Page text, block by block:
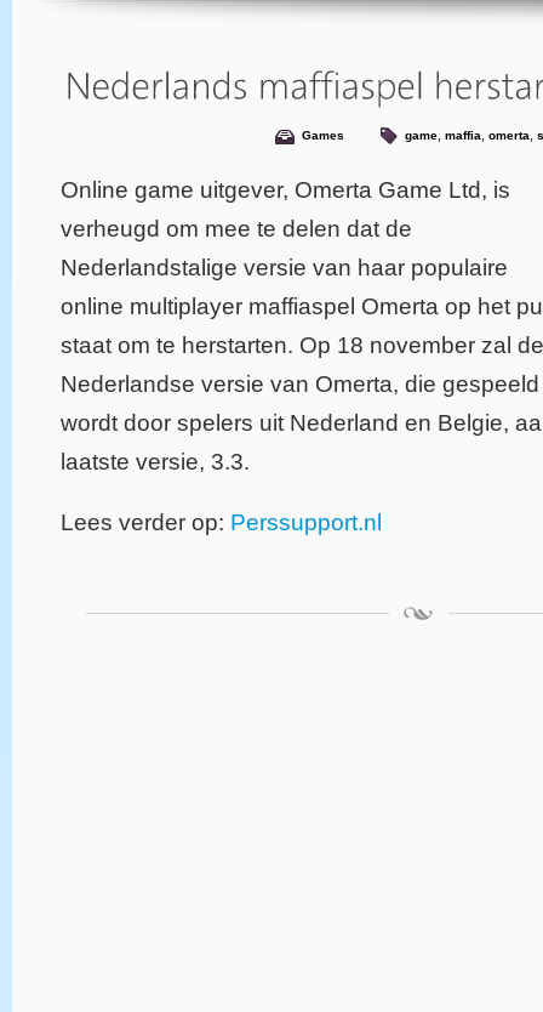
Games game, maffia, omerta,
Online game uitgever, Omerta Game Ltd, is
verheugd om mee te delen dat de
Nederlandstalige versie van haar populaire
online multiplayer maffiaspel Omerta op het
staat om te herstarten. Op 18 november zal de
Nederlandse versie van Omerta, die gespeeld
wordt door spelers uit Nederland en Belgie,
laatste versie, 3.3.
Lees verder op: Perssupport.nl